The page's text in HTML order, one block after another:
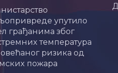
упутило
грађанима због
температура
ризика од
пожара